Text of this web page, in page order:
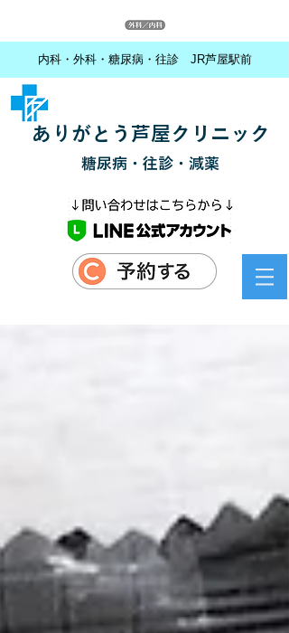
内科・外科・糖尿病・往診 JR芦屋駅前
ありがとう芦屋クリニック
糖尿病・往診・減薬